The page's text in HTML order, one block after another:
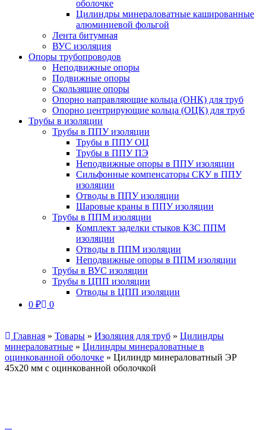
оболочке
Цилиндры минераловатные кашированные
алюминиевой фольгой
Лента битумная
ВУС изоляция
Опоры трубопроводов
Неподвижные опоры
Подвижные опоры
Скользящие опоры
Опорно направляющие кольца (ОНК) для труб
Опорно центрирующие кольца (ОЦК) для труб
Трубы в изоляции
Трубы в ППУ изоляции
Трубы в ППУ ОЦ
Трубы в ППУ ПЭ
Неподвижные опоры в ППУ изоляции
Сильфонные компенсаторы СКУ в ППУ
изоляции
Отводы в ППУ изоляции
Шаровые краны в ППУ изоляции
Трубы в ППМ изоляции
Комплект заделки стыков КЗС ППМ
изоляции
Отводы в ППМ изоляции
Неподвижные опоры в ППМ изоляции
Трубы в ВУС изоляции
Трубы в ЦПП изоляции
Отводы в ЦПП изоляции
0 ₽ 0
Главная » Товары » Изоляция для труб » Цилиндры
минераловатные » Цилиндры минераловатные в
оцинкованной оболочке » Цилиндр минераловатный ЭР
45х20 мм с оцинкованной оболочкой